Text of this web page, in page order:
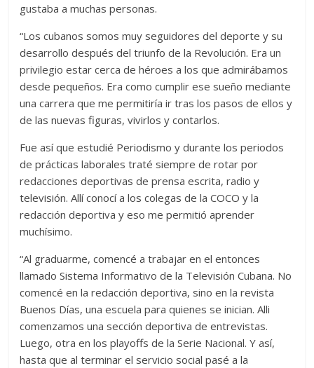
gustaba a muchas personas.
“Los cubanos somos muy seguidores del deporte y su
desarrollo después del triunfo de la Revolución. Era un
privilegio estar cerca de héroes a los que admirábamos
desde pequeños. Era como cumplir ese sueño mediante
una carrera que me permitiría ir tras los pasos de ellos y
de las nuevas figuras, vivirlos y contarlos.
Fue así que estudié Periodismo y durante los periodos
de prácticas laborales traté siempre de rotar por
redacciones deportivas de prensa escrita, radio y
televisión. Allí conocí a los colegas de la COCO y la
redacción deportiva y eso me permitió aprender
muchísimo.
“Al graduarme, comencé a trabajar en el entonces
llamado Sistema Informativo de la Televisión Cubana. No
comencé en la redacción deportiva, sino en la revista
Buenos Días, una escuela para quienes se inician. Alli
comenzamos una sección deportiva de entrevistas.
Luego, otra en los playoffs de la Serie Nacional. Y así,
hasta que al terminar el servicio social pasé a la